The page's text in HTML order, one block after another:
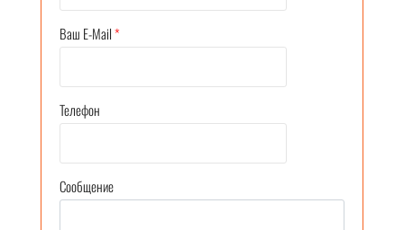
Ваш E-Mail*
Телефон
Сообщение